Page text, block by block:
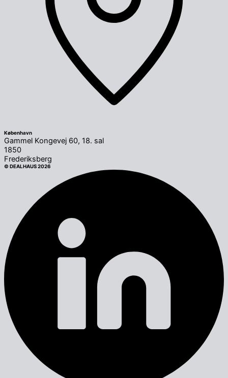
København
Gammel Kongevej 60, 18. sal
1850
Frederiksberg
© DEALHAUS 2026